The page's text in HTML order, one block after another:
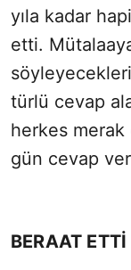
yıla kadar
etti.
türlü cevap
herkes merak
gün cevap
BERAAT ETTİ